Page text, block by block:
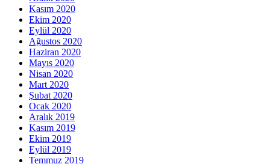
Kasım 2020
Ekim 2020
Eylül 2020
Ağustos 2020
Haziran 2020
Mayıs 2020
Nisan 2020
Mart 2020
Şubat 2020
Ocak 2020
Aralık 2019
Kasım 2019
Ekim 2019
Eylül 2019
Temmuz 2019